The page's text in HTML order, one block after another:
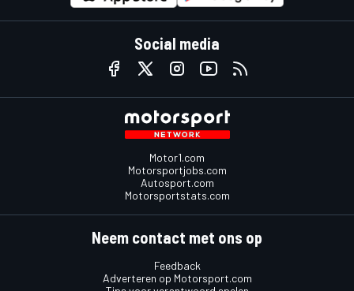
Social media
Motor1.com
Motorsportjobs.com
Autosport.com
Motorsportstats.com
Neem contact met ons op
Feedback
Adverteren op Motorsport.com